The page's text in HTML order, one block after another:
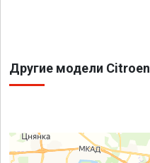
Другие модели Citroen